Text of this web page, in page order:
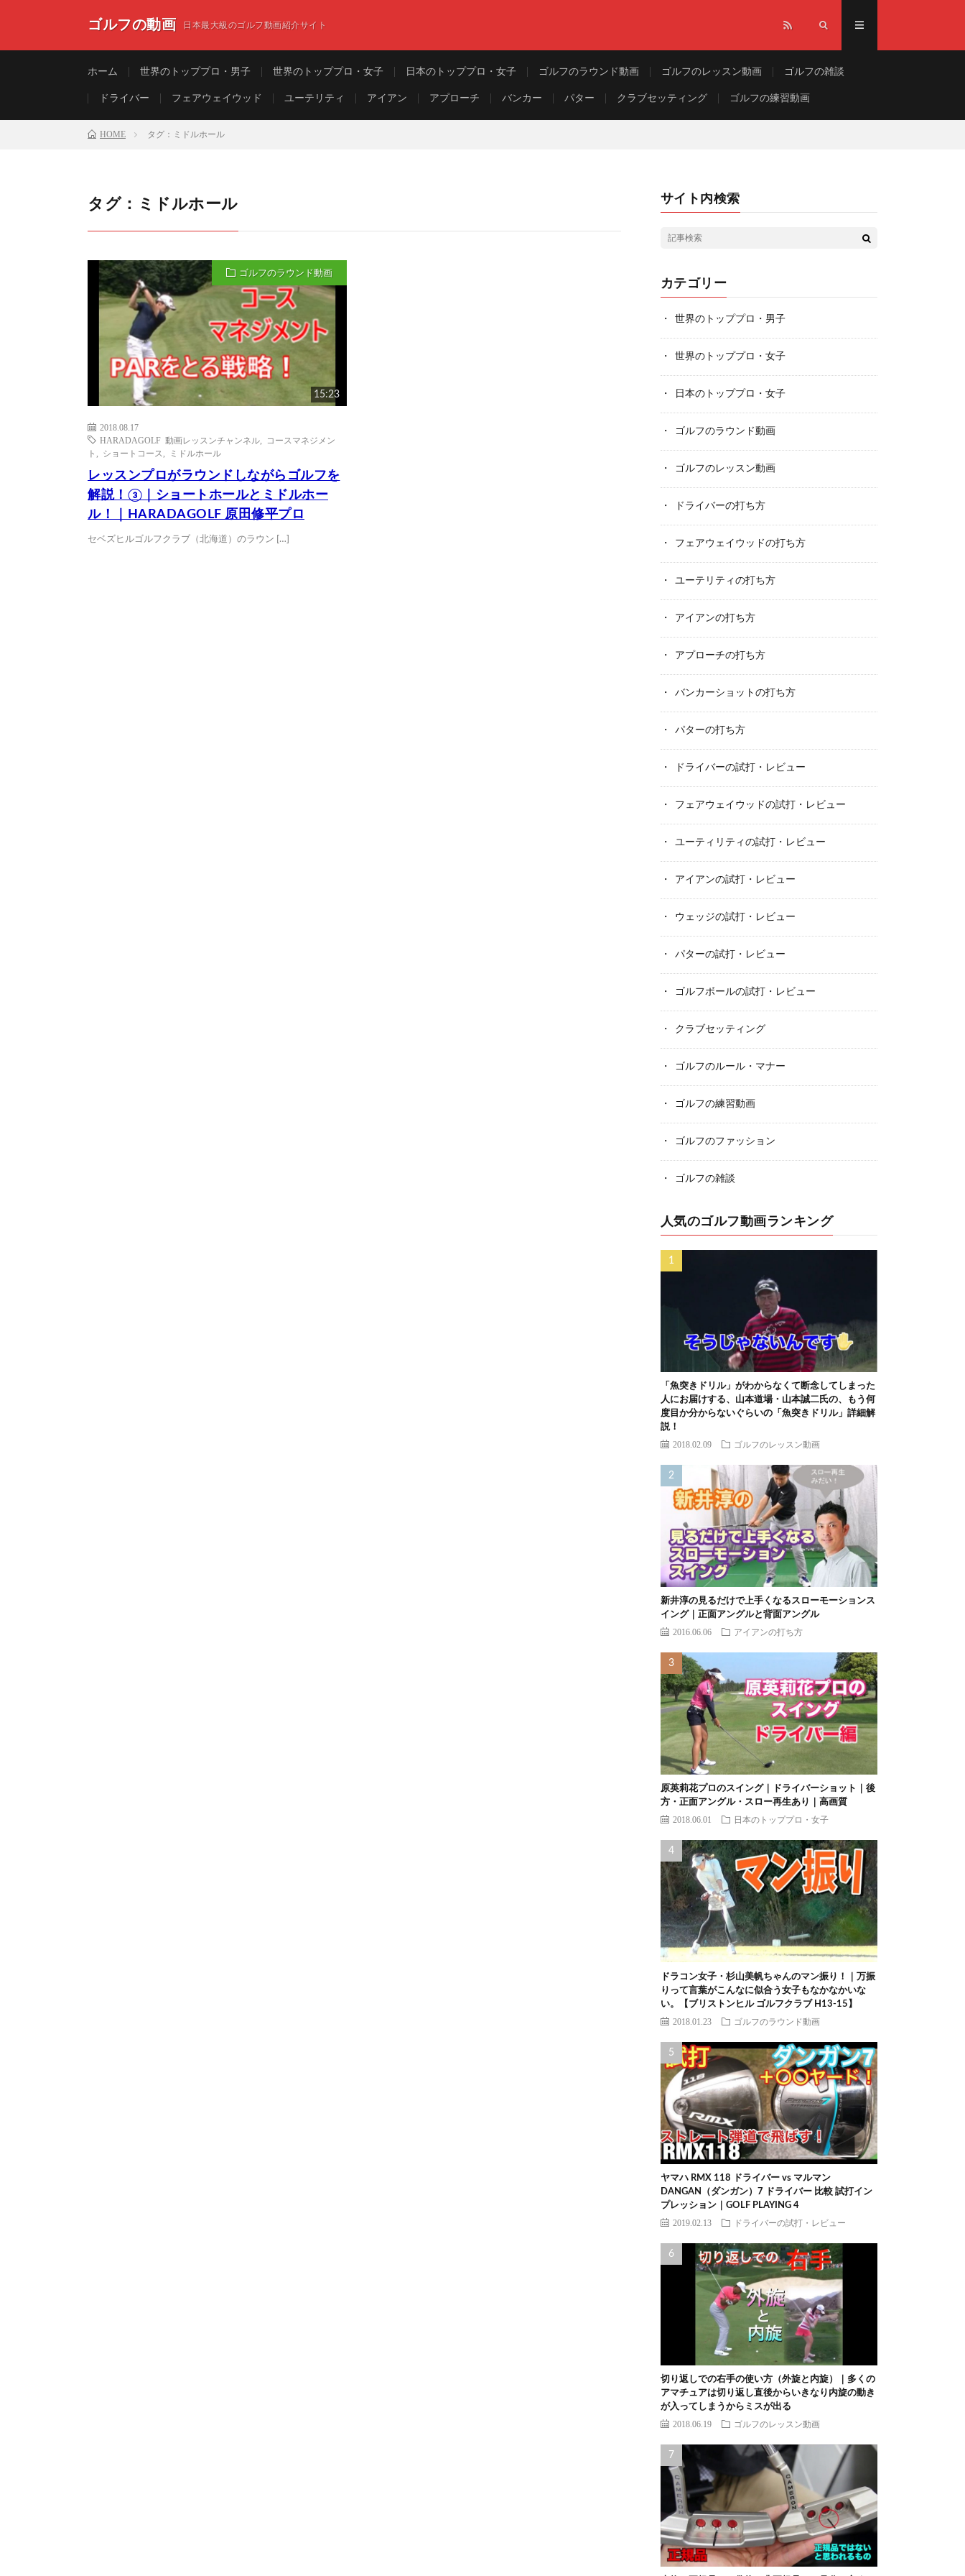
ゴルフの動画 日本最大級のゴルフ動画紹介サイト
ホーム 世界のトッププロ・男子 世界のトッププロ・女子 日本のトッププロ・女子 ゴルフのラウンド動画 ゴルフのレッスン動画 ゴルフの雑談
ドライバー フェアウェイウッド ユーテリティ アイアン アプローチ バンカー パター クラブセッティング ゴルフの練習動画
HOME タグ：ミドルホール
タグ：ミドルホール
ゴルフのラウンド動画
15:23
2018.08.17
HARADAGOLF 動画レッスンチャンネル
コースマネジメン
ト
ショートコース ミドルホール
レッスンプロがラウンドしながらゴルフを
解説！③｜ショートホールとミドルホー
ル！｜HARADAGOLF 原田修平プロ
セベズヒルゴルフクラブ（北海道）のラウン […]
サイト内検索
カテゴリー
世界のトッププロ・男子
世界のトッププロ・女子
日本のトッププロ・女子
ゴルフのラウンド動画
ゴルフのレッスン動画
ドライバーの打ち方
フェアウェイウッドの打ち方
ユーテリティの打ち方
アイアンの打ち方
アプローチの打ち方
バンカーショットの打ち方
パターの打ち方
ドライバーの試打・レビュー
フェアウェイウッドの試打・レビュー
ユーティリティの試打・レビュー
アイアンの試打・レビュー
ウェッジの試打・レビュー
パターの試打・レビュー
ゴルフボールの試打・レビュー
クラブセッティング
ゴルフのルール・マナー
ゴルフの練習動画
ゴルフのファッション
ゴルフの雑談
人気のゴルフ動画ランキング
「魚突きドリル」がわからなくて断念してしまった
人にお届けする、山本道場・山本誠二氏の、もう何
度目か分からないぐらいの「魚突きドリル」詳細解
説！
2018.02.09 ゴルフのレッスン動画
新井淳の見るだけで上手くなるスローモーションス
イング｜正面アングルと背面アングル
2016.06.06 アイアンの打ち方
原英莉花プロのスイング｜ドライバーショット｜後
方・正面アングル・スロー再生あり｜高画質
2018.06.01 日本のトッププロ・女子
ドラコン女子・杉山美帆ちゃんのマン振り！｜万振
りって言葉がこんなに似合う女子もなかなかいな
い。【ブリストンヒル ゴルフクラブ H13-15】
2018.01.23 ゴルフのラウンド動画
ヤマハ RMX 118 ドライバー vs マルマン
DANGAN（ダンガン）7 ドライバー 比較 試打イン
プレッション｜GOLF PLAYING 4
2019.02.13 ドライバーの試打・レビュー
切り返しでの右手の使い方（外旋と内旋）｜多くの
アマチュアは切り返し直後からいきなり内旋の動き
が入ってしまうからミスが出る
2018.06.19 ゴルフのレッスン動画